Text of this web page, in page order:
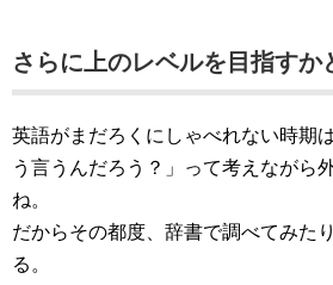
さらに上のレベルを目指すか
英語がまだろくにしゃべれない時期
う言うんだろう？」って考えながら
ね。
だからその都度、辞書で調べてみた
る。